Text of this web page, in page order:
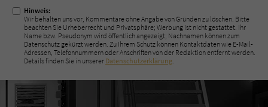
Hinweis:
Wir behalten uns vor, Kommentare ohne Angabe von Gründen zu löschen. Bitte
beachten Sie Urheberrecht und Privatsphäre; Werbung ist nicht gestattet. Ihr
Name bzw. Pseudonym wird öffentlich angezeigt; Nachnamen können zum
Datenschutz gekürzt werden. Zu Ihrem Schutz können Kontaktdaten wie E-Mail-
Adressen, Telefonnummern oder Anschriften von der Redaktion entfernt werden.
Details finden Sie in unserer Datenschutzerklärung